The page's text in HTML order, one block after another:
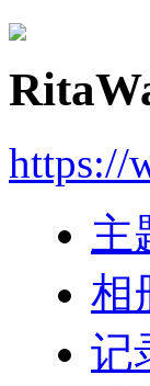
https://
主
相
记